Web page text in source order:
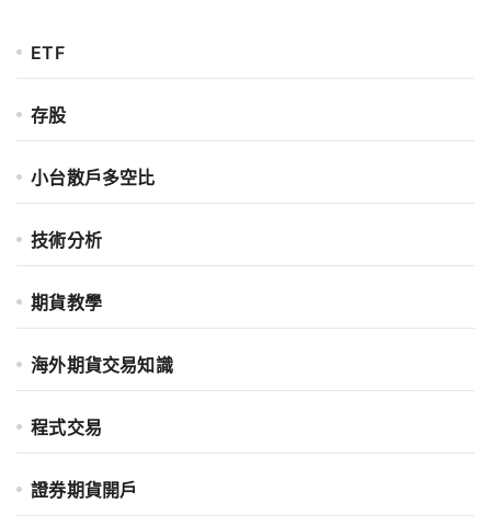
ETF
存股
小台散戶多空比
技術分析
期貨教學
海外期貨交易知識
程式交易
證券期貨開戶